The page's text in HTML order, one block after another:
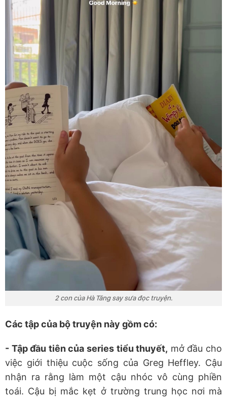
2 con của Hà Tăng say sưa đọc truyện.
Các tập của bộ truyện này gồm có:
- Tập đầu tiên của series tiểu thuyết, mở đầu cho
việc giới thiệu cuộc sống của Greg Heffley. Cậu
nhận ra rằng làm một cậu nhóc vô cùng phiền
toái. Cậu bị mắc kẹt ở trường trung học nơi mà